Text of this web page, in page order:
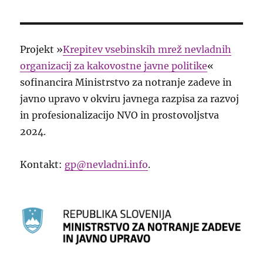
N STRA
Projekt »Krepitev vsebinskih mrež nevladnih
organizacij za kakovostne javne politike«
sofinancira Ministrstvo za notranje zadeve in
javno upravo v okviru javnega razpisa za razvoj
in profesionalizacijo NVO in prostovoljstva
2024.
Kontakt: gp@nevladni.info.